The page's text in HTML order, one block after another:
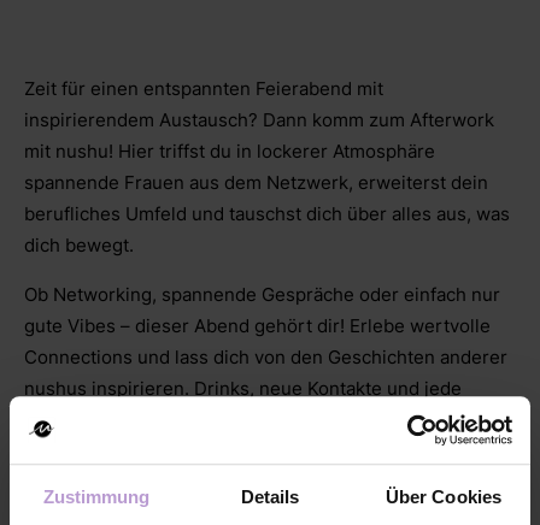
Zustimmung Details Über Cookies
Zeit für einen entspannten Feierabend mit
inspirierendem Austausch? Dann komm zum Afterwork
mit nushu! Hier triffst du in lockerer Atmosphäre
spannende Frauen aus dem Netzwerk, erweiterst dein
berufliches Umfeld und tauschst dich über alles aus, was
dich bewegt.
Ob Networking, spannende Gespräche oder einfach nur
gute Vibes – dieser Abend gehört dir! Erlebe wertvolle
Connections und lass dich von den Geschichten anderer
nushus inspirieren. Drinks, neue Kontakte und jede
Menge Inspiration erwarten dich!